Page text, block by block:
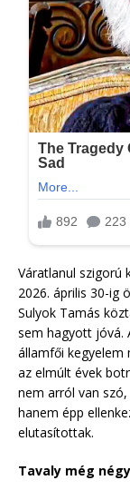
Váratlanul szigorú
2026. április 30-ig
Sulyok Tamás
sem hagyott jóvá.
államfői kegyelem
az elmúlt évek
nem arról van
hanem épp
elutasítottak.
Tavaly még